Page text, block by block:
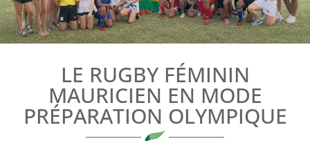
LE RUGBY FÉMININ
MAURICIEN EN MODE
PRÉPARATION OLYMPIQUE